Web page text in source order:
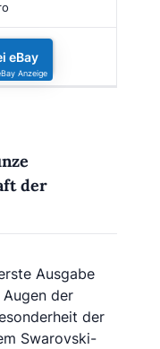
eBay
der
Ausgabe
der
der
Swarovski-